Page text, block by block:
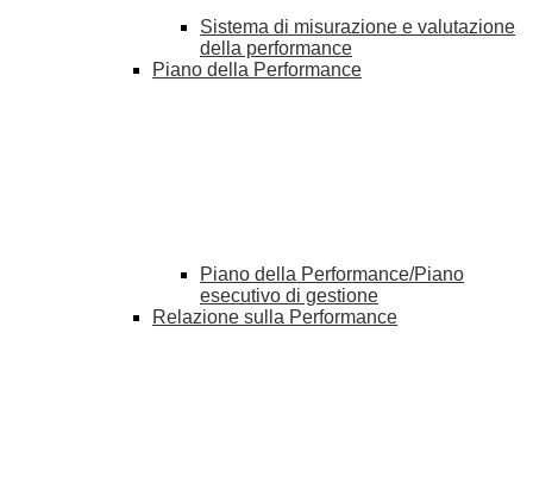
Sistema di misurazione e valutazione
della performance
Piano della Performance
Piano della Performance/Piano
esecutivo di gestione
Relazione sulla Performance